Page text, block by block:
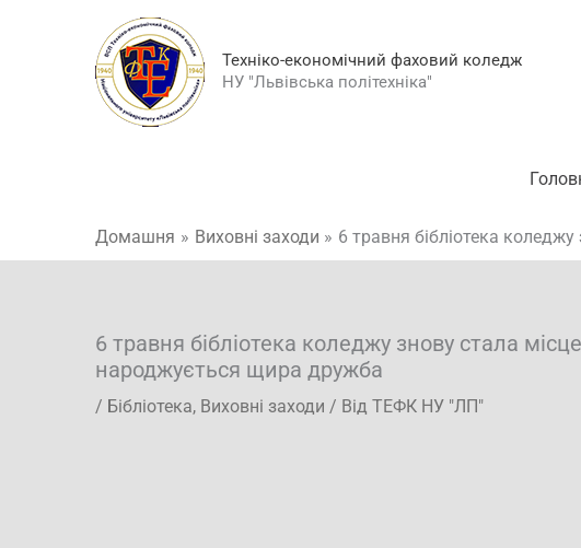
Техніко-економічний фаховий коледж
НУ "Львівська політехніка"
Домашня Виховні заходи 6 травня бібліотека
6 травня бібліотека коледжу знову стала
народжується щира дружба
/ Бібліотека, Виховні заходи / Від ТЕФК НУ "ЛП"